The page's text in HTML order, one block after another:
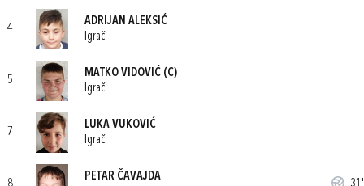
4
ADRIJAN ALEKSIĆ
Igrač
5
MATKO VIDOVIĆ (C)
Igrač
7
LUKA VUKOVIĆ
Igrač
PETAR ČAVAJDA